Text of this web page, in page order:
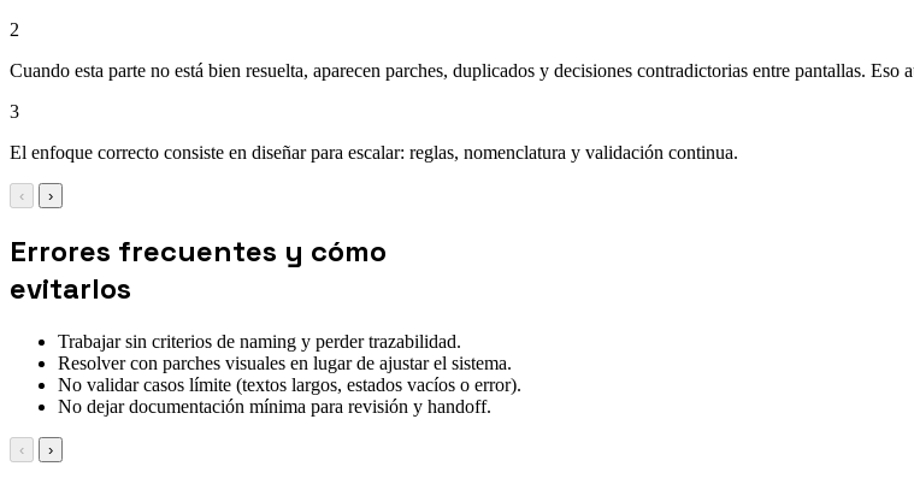
2
Cuando esta parte no está bien resuelta, aparecen parches, duplicados y decisiones contradictorias entre pantallas. Eso
3
El enfoque correcto consiste en diseñar para escalar: reglas, nomenclatura y validación continua.
‹ ›
Errores frecuentes y cómo
evitarlos
Trabajar sin criterios de naming y perder trazabilidad.
Resolver con parches visuales en lugar de ajustar el sistema.
No validar casos límite (textos largos, estados vacíos o error).
No dejar documentación mínima para revisión y handoff.
‹ ›